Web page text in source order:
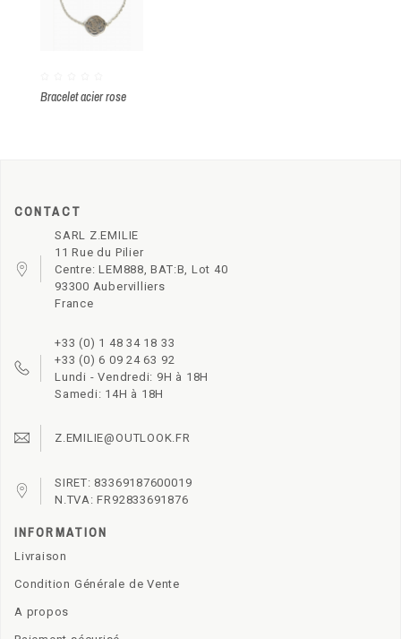
Bracelet acier rose
CONTACT
SARL Z.EMILIE
11 Rue du Pilier
Centre: LEM888, BAT:B, Lot 40
93300 Aubervilliers
France
+33 (0) 1 48 34 18 33
+33 (0) 6 09 24 63 92
Lundi - Vendredi: 9H à 18H
Samedi: 14H à 18H
Z.EMILIE@OUTLOOK.FR
SIRET: 83369187600019
N.TVA: FR92833691876
INFORMATION
Livraison
Condition Générale de Vente
A propos